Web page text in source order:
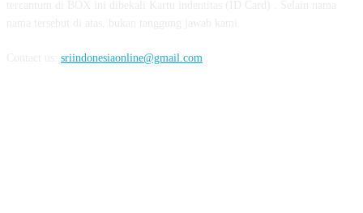
sriindonesiaonline@gmail.com